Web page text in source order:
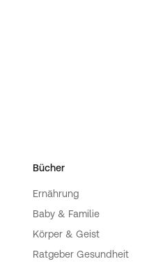
Bücher
Ernährung
Baby & Familie
Körper & Geist
Ratgeber Gesundheit